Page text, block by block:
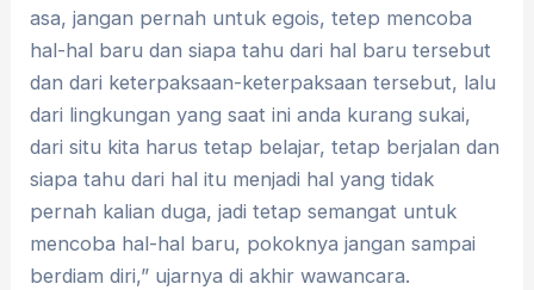
asa, jangan pernah untuk egois, tetep mencoba
hal-hal baru dan siapa tahu dari hal baru tersebut
dan dari keterpaksaan-keterpaksaan tersebut, lalu
dari lingkungan yang saat ini anda kurang sukai,
dari situ kita harus tetap belajar, tetap berjalan dan
siapa tahu dari hal itu menjadi hal yang tidak
pernah kalian duga, jadi tetap semangat untuk
mencoba hal-hal baru, pokoknya jangan sampai
berdiam diri,” ujarnya di akhir wawancara.